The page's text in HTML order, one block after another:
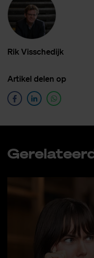
Rik Vis­sche­dijk
Ar­ti­kel de­len op